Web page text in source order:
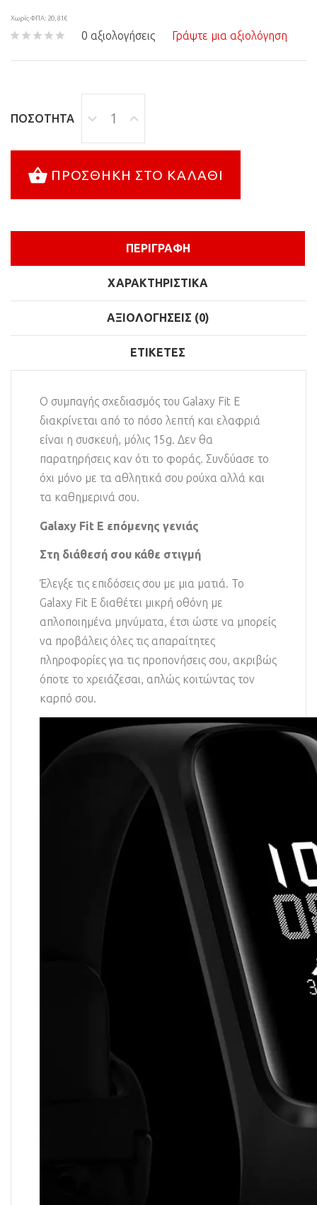
Χωρίς ΦΠΑ: 20,81€
0 αξιολογήσεις Γράψτε μια αξιολόγηση
ΠΟΣΌΤΗΤΑ
ΠΡΟΣΘΉΚΗ ΣΤΟ ΚΑΛΆΘΙ
ΠΕΡΙΓΡΑΦΉ
ΧΑΡΑΚΤΗΡΙΣΤΙΚΆ
ΑΞΙΟΛΟΓΉΣΕΙΣ (0)
ΕΤΙΚΈΤΕΣ
Ο συμπαγής σχεδιασμός του Galaxy Fit E
διακρίνεται από το πόσο λεπτή και ελαφριά
είναι η συσκευή, μόλις 15g. Δεν θα
παρατηρήσεις καν ότι το φοράς. Συνδύασε το
όχι μόνο με τα αθλητικά σου ρούχα αλλά και
τα καθημερινά σου.
Galaxy Fit E επόμενης γενιάς
Στη διάθεσή σου κάθε στιγμή
Έλεγξε τις επιδόσεις σου με μια ματιά. Το
Galaxy Fit E διαθέτει μικρή οθόνη με
απλοποιημένα μηνύματα, έτσι ώστε να μπορείς
να προβάλεις όλες τις απαραίτητες
πληροφορίες για τις προπονήσεις σου, ακριβώς
όποτε το χρειάζεσαι, απλώς κοιτώντας τον
καρπό σου.